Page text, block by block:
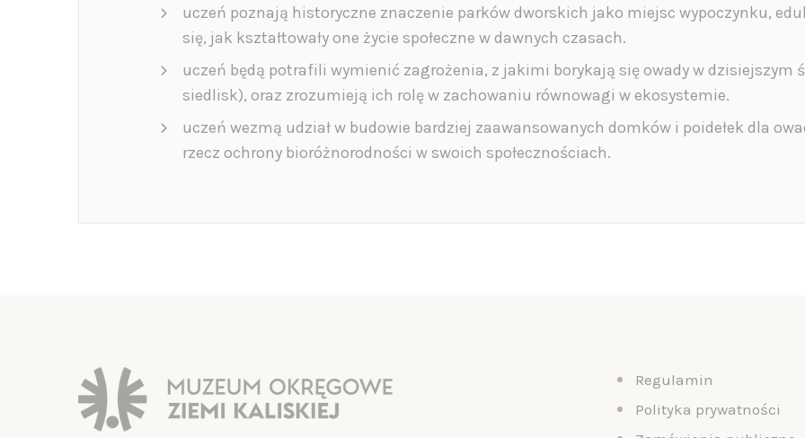
uczeń poznają historyczne znaczenie parków dworskich jako miejsc wypoczynku,
się, jak kształtowały one życie społeczne w dawnych czasach.
uczeń będą potrafili wymienić zagrożenia, z jakimi borykają się owady w
siedlisk), oraz zrozumieją ich rolę w zachowaniu równowagi w ekosystemie.
uczeń wezmą udział w budowie bardziej zaawansowanych domków i poidełek dla
rzecz ochrony bioróżnorodności w swoich społecznościach.
Regulamin
Polityka prywatności